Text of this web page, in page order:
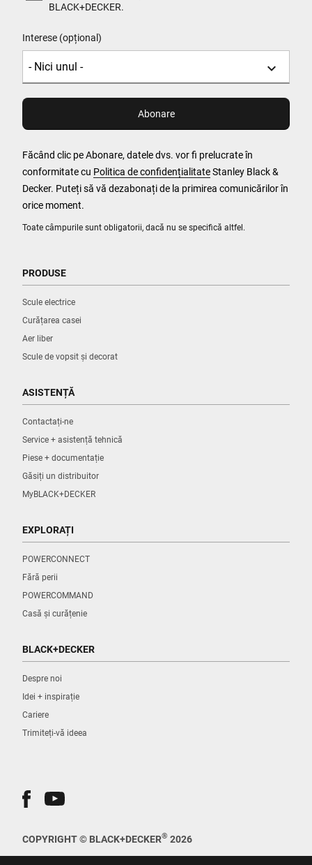
Toate câmpurile sunt obligatorii, dacă nu se specifică altfel.
BLACK+DECKER.
Interese (opțional)
Făcând clic pe Abonare, datele dvs. vor fi prelucrate în
conformitate cu Politica de confidențialitateStanley Black &
Decker. Puteți să vă dezabonați de la primirea comunicărilor în
orice moment.
PRODUSE
Scule electrice
Curățarea casei
Aer liber
Scule de vopsit și decorat
ASISTENȚĂ
Contactați-ne
Service + asistență tehnică
Piese + documentație
Găsiți un distribuitor
MyBLACK+DECKER
EXPLORAȚI
POWERCONNECT
Fără perii
POWERCOMMAND
Casă și curățenie
BLACK+DECKER
Despre noi
Idei + inspirație
Cariere
Trimiteți-vă ideea
COPYRIGHT © BLACK+DECKER® 2026